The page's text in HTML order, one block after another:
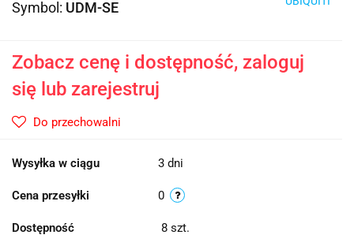
Symbol: UDM-SE
Zobacz cenę i dostępność, zaloguj
się lub zarejestruj
Do przechowalni
Wysyłka w ciągu 3 dni
Cena przesyłki 0
Dostępność 8 szt.